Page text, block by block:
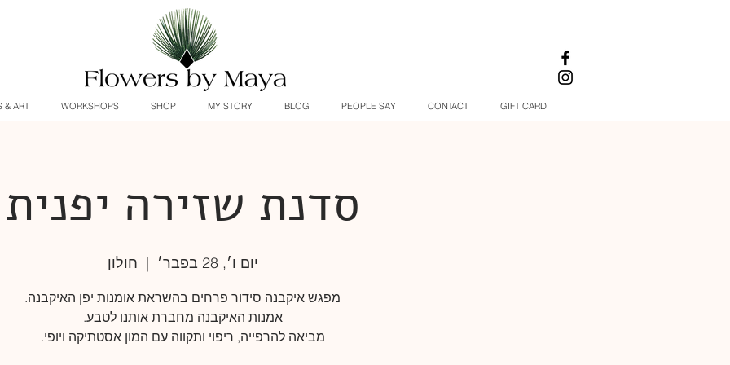
& ART WORKSHOPS SHOP MY STORY BLOG PEOPLE SAY CONTACT GIFT CARD
סדנת שזירה יפנית
יום ו׳, 28 בפבר׳
  |
חולון
מביאה להרפייה, ריפוי ותקווה עם המון אסטתיקה ויופי.